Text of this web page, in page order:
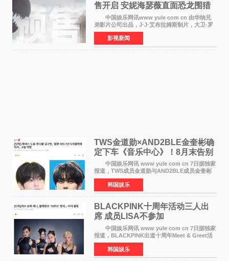
售开启 安妮海瑟薇直面恐龙围猎
中国娱乐网讯www yule com cn 由华纳兄
弟影片公司出品，J·J·艾布拉姆斯制片，大卫·罗
伯特·米切尔执导，好莱坞巨星安妮·海瑟薇和伊万
·麦克格雷格领衔主演的2026暑期惊悚冒险大片
《逃出绝
影视新闻
TWS金道勋×AND2BLE金奎彬确
定下车《音乐中心》！8月末告别
MC席位
中国娱乐网讯 www yule com cn 7日据独家
报道，TWS成员金道勋与AND2BLE成员金奎彬
将于8月离开《音乐中心》MC的位置。 金道
勋与金奎彬于去年3月与H2H A-NA一起被选为
《音乐中心》MC，约1
韩国娱乐
BLACKPINK十周年活动三人出
席 成员LISA不参加
中国娱乐网讯 www yule com cn 7日据独家
报道，BLACKPINK出道十周年Meet & Greet活
动将由智秀、ROS&Eacute;、JENNIE出席，
LISA将缺席。 此前BLACKPINK所属社YG并
未为组合出道十周年做
韩国娱乐